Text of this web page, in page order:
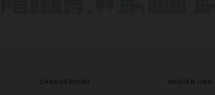
CHARGEPOINT MEDIEN UND